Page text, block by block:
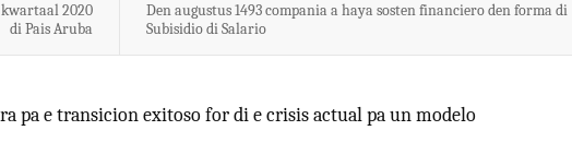
2020
di Pais Aruba
Den augustus 1493 compania a haya sosten financiero den forma di
Subisidio di Salario
pa e transicion exitoso for di e crisis actual pa un modelo